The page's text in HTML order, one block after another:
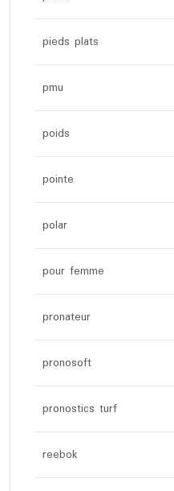
pieds plats
pmu
poids
pointe
polar
pour femme
pronateur
pronosoft
pronostics turf
reebok